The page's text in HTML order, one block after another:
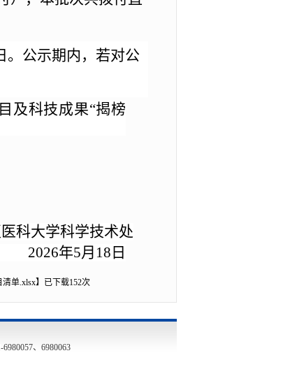
。公示期内，若对公
及科技成果“揭榜
科大学科学技术处
2026年5月 18 日
清单.xlsx】已下载152次
、6980063